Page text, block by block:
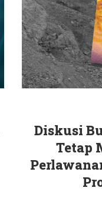
Diskusi
Tetap